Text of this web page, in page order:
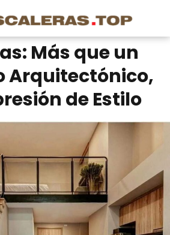
Más que un
Arquitectónico,
de Estilo